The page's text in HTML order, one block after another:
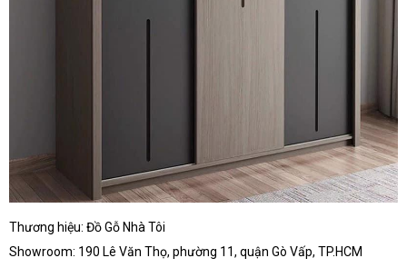
Thương hiệu: Đồ Gỗ Nhà Tôi
Showroom: 190 Lê Văn Thọ, phường 11, quận Gò Vấp, TP.HCM